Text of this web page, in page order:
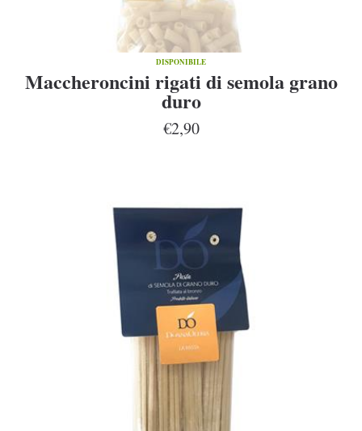
DISPONIBILE
Maccheroncini rigati di semola grano
duro
€2,90